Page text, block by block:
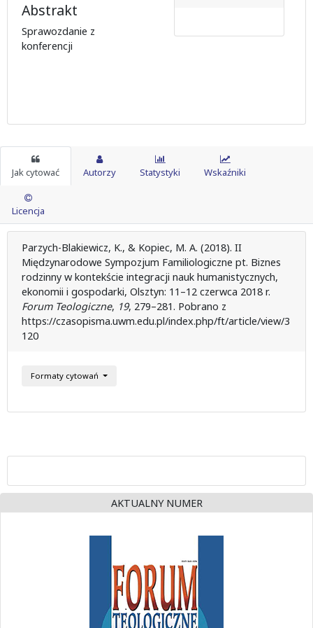
Abstrakt
Sprawozdanie z
konferencji
Jak cytować Autorzy Statystyki Wskaźniki
Licencja
Parzych-Blakiewicz, K., & Kopiec, M. A. (2018). II
Międzynarodowe Sympozjum Familiologiczne pt. Biznes
rodzinny w kontekście integracji nauk humanistycznych,
ekonomii i gospodarki, Olsztyn: 11–12 czerwca 2018 r.
Forum Teologiczne, 19, 279–281. Pobrano z
https://czasopisma.uwm.edu.pl/index.php/ft/article/view/3
120
Formaty cytowań
AKTUALNY NUMER